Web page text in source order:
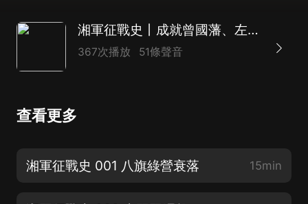
湘軍征戰史丨成就曾國藩、左宗棠歷史地位丨軍事戰爭史
367次播放 51條聲音
查看更多
湘軍征戰史 001 八旗綠營衰落 15min